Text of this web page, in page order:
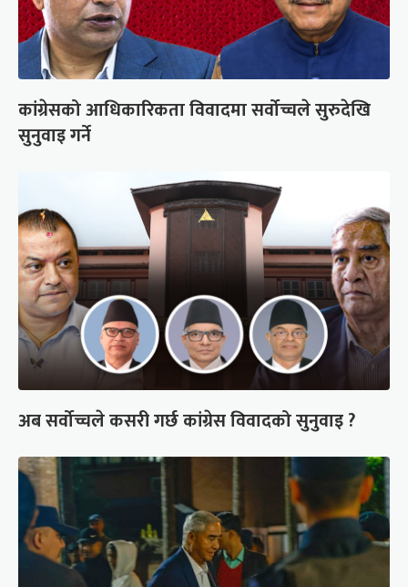
कांग्रेसको आधिकारिकता विवादमा सर्वोच्चले सुरुदेखि
सुनुवाइ गर्ने
अब सर्वोच्चले कसरी गर्छ कांग्रेस विवादको सुनुवाइ ?